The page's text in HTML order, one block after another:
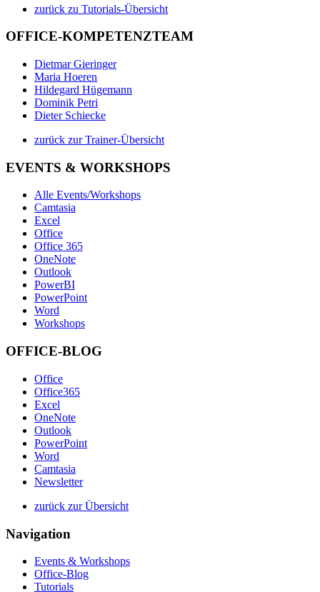
zurück zu Tutorials-Übersicht
OFFICE-KOMPETENZTEAM
Dietmar Gieringer
Maria Hoeren
Hildegard Hügemann
Dominik Petri
Dieter Schiecke
zurück zur Trainer-Übersicht
EVENTS & WORKSHOPS
Alle Events/Workshops
Camtasia
Excel
Office
Office 365
OneNote
Outlook
PowerBI
PowerPoint
Word
Workshops
OFFICE-BLOG
Office
Office365
Excel
OneNote
Outlook
PowerPoint
Word
Camtasia
Newsletter
zurück zur Übersicht
Navigation
Events & Workshops
Office-Blog
Tutorials